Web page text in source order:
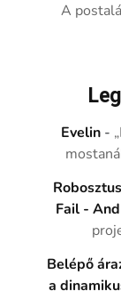
A
Evelin -
Fail -
Belépő
a